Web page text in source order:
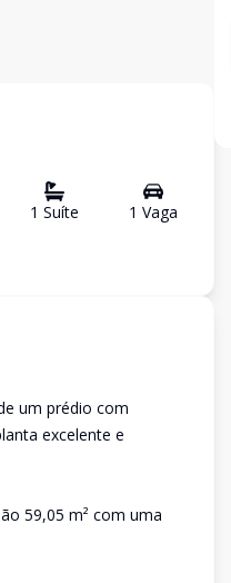
1 Suíte 1 Vaga
um prédio com
excelente e
59,05 m² com uma